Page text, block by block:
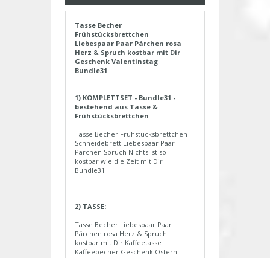
Tasse Becher
Frühstücksbrettchen
Liebespaar Paar Pärchen rosa
Herz & Spruch kostbar mit Dir
Geschenk Valentinstag
Bundle31
1) KOMPLETTSET - Bundle31 -
bestehend aus Tasse &
Frühstücksbrettchen
Tasse Becher Frühstücksbrettchen
Schneidebrett Liebespaar Paar
Pärchen Spruch Nichts ist so
kostbar wie die Zeit mit Dir
Bundle31
2) TASSE:
Tasse Becher Liebespaar Paar
Pärchen rosa Herz & Spruch
kostbar mit Dir Kaffeetasse
Kaffeebecher Geschenk Ostern